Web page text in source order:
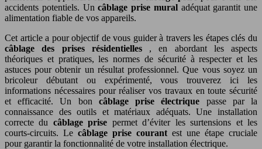
accidents potentiels. Uncâblage prise mural adéquat garantit une
alimentation fiable de vos appareils.
Cet article a pour objectif de vous guider à travers les étapes clés du
câblage des prises résidentielles , en abordant les aspects
théoriques et pratiques, les normes de sécurité à respecter et les
astuces pour obtenir un résultat professionnel. Que vous soyez un
bricoleur débutant ou expérimenté, vous trouverez ici les
informations nécessaires pour réaliser vos travaux en toute sécurité
et efficacité. Un bon câblage prise électrique passe par la
connaissance des outils et matériaux adéquats. Une installation
correcte du câblage prise permet d’éviter les surtensions et les
courts-circuits. Le câblage prise courant est une étape cruciale
pour garantir la fonctionnalité de votre installation électrique.